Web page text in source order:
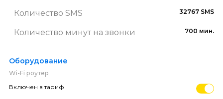
Количество SMS 32767 SMS
Количество минут на звонки 700 мин.
Оборудование
Wi-Fi роутер
Включен в тариф